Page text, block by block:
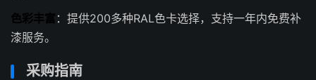
色彩丰富 ：提供200多种RAL色卡选择，支持一年内免费补
漆服务。
采购指南